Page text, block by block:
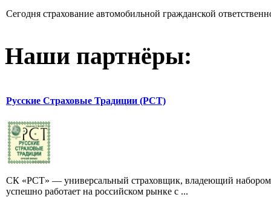
Сегодня страхование автомобильной гражданской
Наши партнёры:
Русские Страховые Традиции (РСТ)
СК «РСТ» — универсальный страховщик, владеющий набором
успешно работает на российском рынке с ...